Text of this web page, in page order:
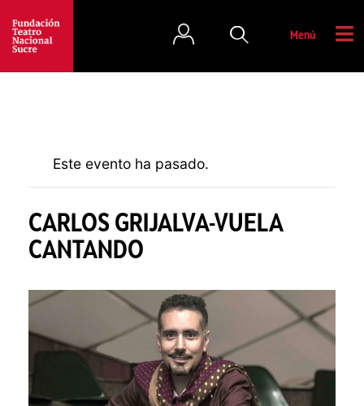
Menú
Este evento ha pasado.
CARLOS GRIJALVA-VUELA
CANTANDO